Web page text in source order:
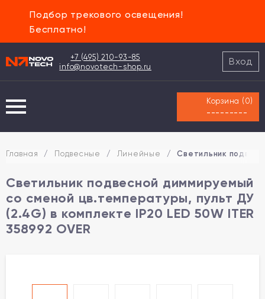
Подбор трекового освещения!
Бесплатно!
+7 (495) 210-93-85
info@novotech-shop.ru
Вход
Корзина ( 0)
---------
Главная / Подвесные / Линейные / Светильник
Светильник подвесной диммируемый
со сменой цв.температуры, пульт ДУ
(2.4G) в комплекте IP20 LED 50W ITER
358992 OVER